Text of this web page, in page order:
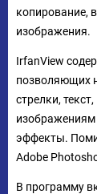
копирование,
изображения.
IrfanView
позволяющих
стрелки,
эффекты.
Adobe
В программу